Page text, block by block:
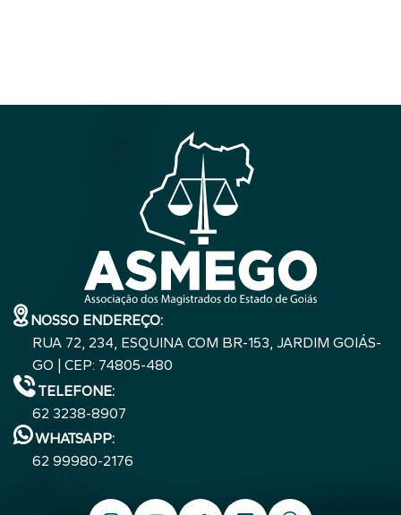
NOSSO ENDEREÇO:
RUA 72, 234, ESQUINA COM BR-153, JARDIM GOIÁS-
GO | CEP: 74805-480
TELEFONE:
62 3238-8907
WHATSAPP:
62 99980-2176